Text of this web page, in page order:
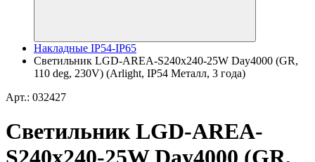
Накладные IP54-IP65
Светильник LGD-AREA-S240x240-25W Day4000 (GR,
110 deg, 230V) (Arlight, IP54 Металл, 3 года)
Арт.: 032427
Светильник LGD-AREA-